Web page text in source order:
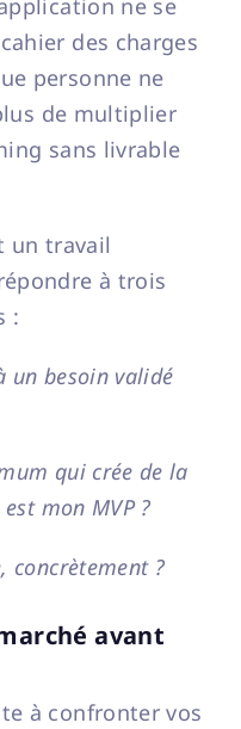
ne se
des charges
personne ne
de multiplier
sans livrable
un travail
à trois
:
un besoin validé
qui crée de la
mon MVP ?
concrètement ?
avant
à confronter vos